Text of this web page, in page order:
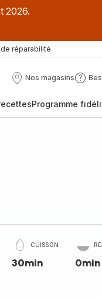
2026.
de réparabilité
Nos magasins
Nos
?
Programme
CUISSON
30min 0min